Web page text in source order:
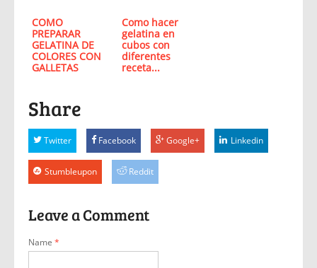
COMO
PREPARAR
GELATINA DE
COLORES CON
GALLETAS
Como hacer
gelatina en
cubos con
diferentes
receta...
Share
Twitter Facebook Google+ Linkedin
Stumbleupon Reddit
Leave a Comment
Name *